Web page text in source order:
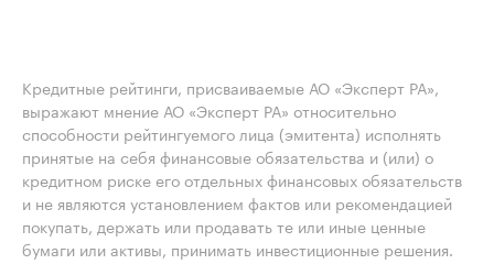
Кредитные рейтинги, присваиваемые АО «Эксперт РА»,
выражают мнение АО «Эксперт РА» относительно
способности рейтингуемого лица (эмитента) исполнять
принятые на себя финансовые обязательства и (или) о
кредитном риске его отдельных финансовых обязательств
и не являются установлением фактов или рекомендацией
покупать, держать или продавать те или иные ценные
бумаги или активы, принимать инвестиционные решения.